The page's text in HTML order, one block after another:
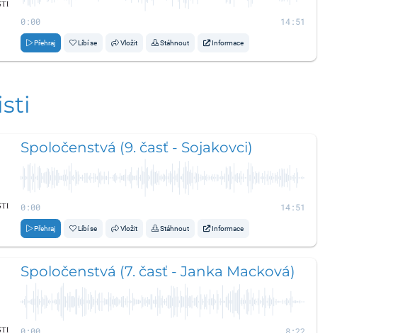
0:00 14:51
Přehraj Líbí se Vložit Stáhnout Informace
Spoločenstvá (9. časť - Sojakovci)
0:00 14:51
Přehraj Líbí se Vložit Stáhnout Informace
Spoločenstvá (7. časť - Janka Macková)